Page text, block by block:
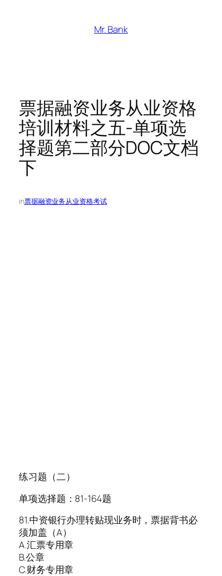
Mr. Bank
票据融资业务从业资格
培训材料之五-单项选
择题第二部分DOC文档
下
in票据融资业务从业资格考试
练习题（二）
单项选择题：81-164题
81.中资银行办理转贴现业务时，票据背书必
须加盖（A）
A.汇票专用章
B.公章
C.财务专用章